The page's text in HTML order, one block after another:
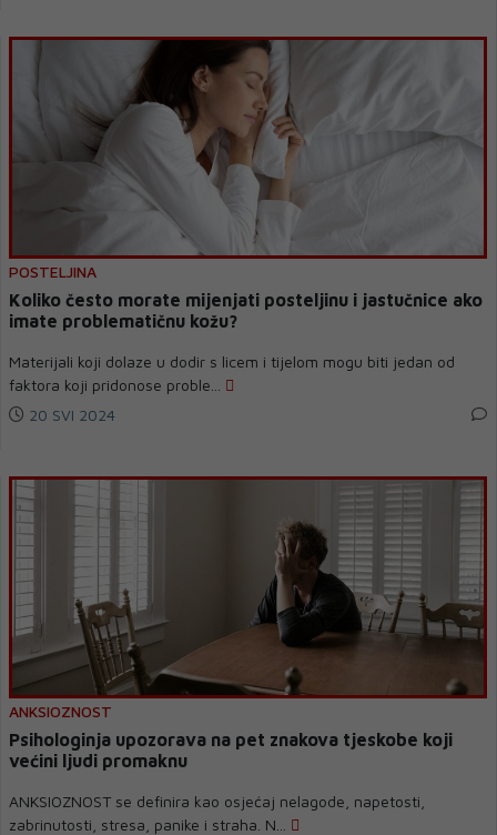
POSTELJINA
Koliko često morate mijenjati posteljinu i jastučnice ako
imate problematičnu kožu?
Materijali koji dolaze u dodir s licem i tijelom mogu biti jedan od
faktora koji pridonose proble...
20 SVI 2024
ANKSIOZNOST
Psihologinja upozorava na pet znakova tjeskobe koji
većini ljudi promaknu
ANKSIOZNOST se definira kao osjećaj nelagode, napetosti,
zabrinutosti, stresa, panike i straha. N...